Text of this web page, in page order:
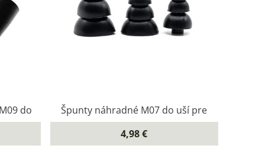
do
Špunty náhradné M07 do uší pre
4,98 €